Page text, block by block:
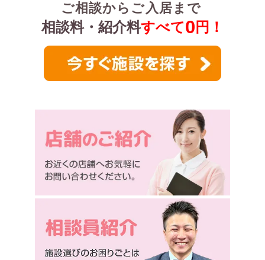
ご相談からご入居まで
相談料・紹介料すべて0 円！